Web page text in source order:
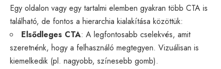
Egy oldalon vagy egy tartalmi elemben gyakran több CTA is
található, de fontos a hierarchia kialakítása közöttük:
Elsődleges CTA: A legfontosabb cselekvés, amit
szeretnénk, hogy a felhasználó megtegyen. Vizuálisan is
kiemelkedik (pl. nagyobb, színesebb gomb).